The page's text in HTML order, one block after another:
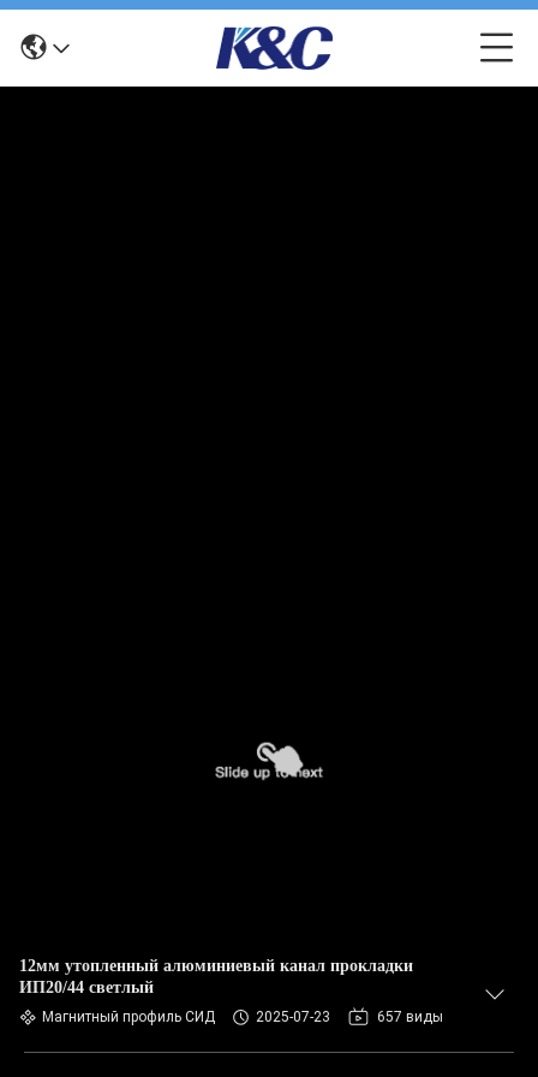
12мм утопленный алюминиевый канал прокладки
ИП20/44 светлый
Магнитный профиль СИД 2025-07-23 657 виды